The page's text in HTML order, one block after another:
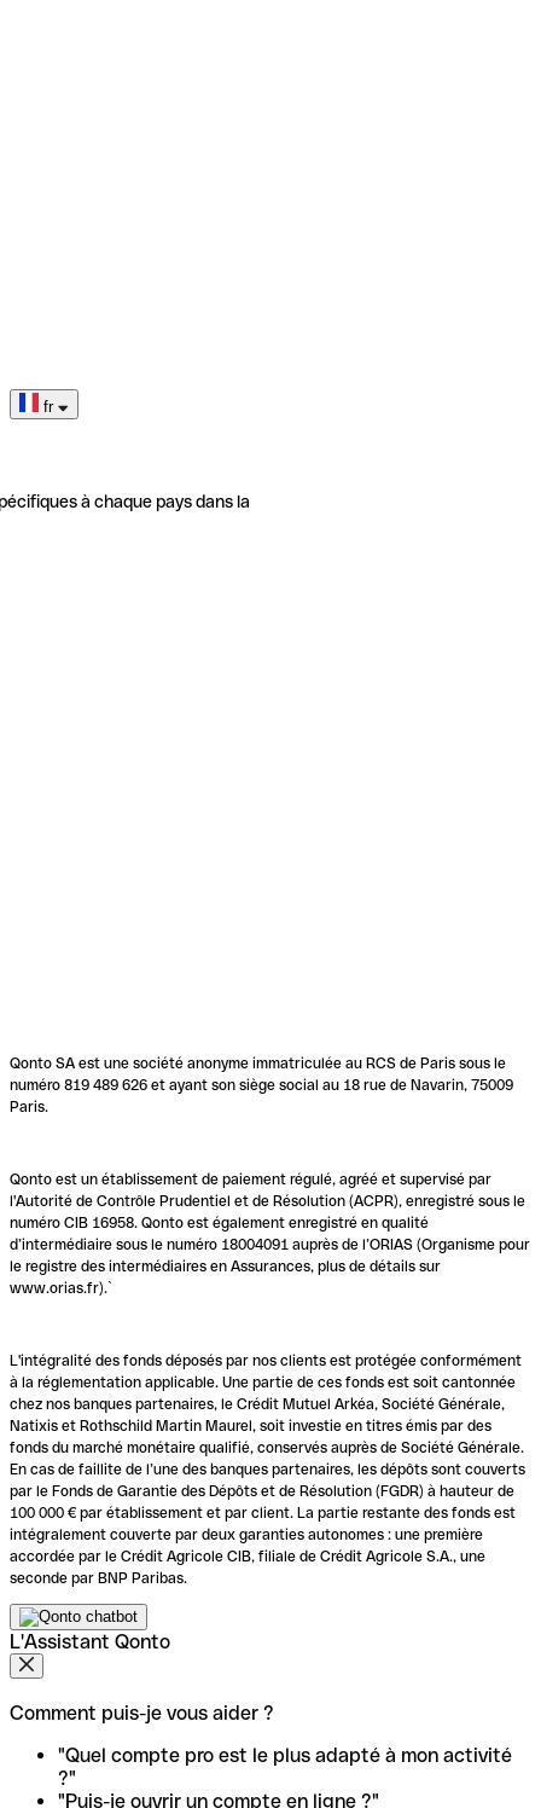
fr
à chaque pays dans la
Qonto SA est une société anonyme immatriculée au RCS de Paris sous le
numéro 819 489 626 et ayant son siège social au 18 rue de Navarin, 75009
Paris.
Qonto est un établissement de paiement régulé, agréé et supervisé par
l'Autorité de Contrôle Prudentiel et de Résolution (ACPR), enregistré sous le
numéro CIB 16958. Qonto est également enregistré en qualité
d’intermédiaire sous le numéro 18004091 auprès de l’ORIAS (Organisme pour
le registre des intermédiaires en Assurances, plus de détails sur
www.orias.fr).`
L'intégralité des fonds déposés par nos clients est protégée conformément
à la réglementation applicable. Une partie de ces fonds est soit cantonnée
chez nos banques partenaires, le Crédit Mutuel Arkéa, Société Générale,
Natixis et Rothschild Martin Maurel, soit investie en titres émis par des
fonds du marché monétaire qualifié, conservés auprès de Société Générale.
En cas de faillite de l’une des banques partenaires, les dépôts sont couverts
par le Fonds de Garantie des Dépôts et de Résolution (FGDR) à hauteur de
100 000 € par établissement et par client. La partie restante des fonds est
intégralement couverte par deux garanties autonomes : une première
accordée par le Crédit Agricole CIB, filiale de Crédit Agricole S.A., une
seconde par BNP Paribas.
L'Assistant Qonto
Comment puis-je vous aider ?
"Quel compte pro est le plus adapté à mon activité
?"
"Puis-je ouvrir un compte en ligne ?"